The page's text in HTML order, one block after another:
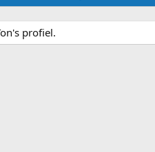
profiel.